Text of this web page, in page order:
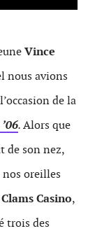
Vince
nous avions
de la
.Alors que
de son nez,
oreilles
Clams Casino,
trois des